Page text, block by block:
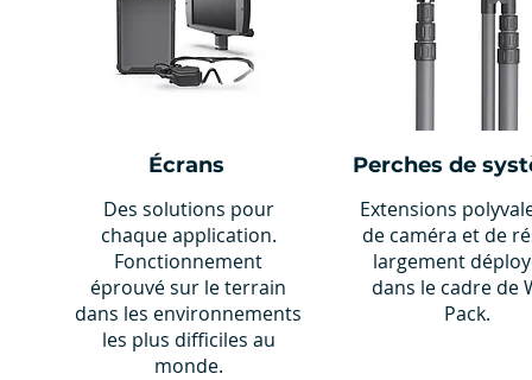
Écrans
Des solutions pour
chaque application.
Fonctionnement
éprouvé sur le terrain
dans les environnements
les plus difficiles au
monde.
Perches de
Extensions
de caméra et de
largement
dans le cadre de
Pack.